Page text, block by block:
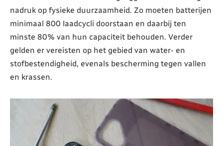
nadruk op fysieke duurzaamheid. Zo moeten batterijen
minimaal 800 laadcycli doorstaan en daarbij ten
minste 80% van hun capaciteit behouden. Verder
gelden er vereisten op het gebied van water- en
stofbestendigheid, evenals bescherming tegen vallen
en krassen.